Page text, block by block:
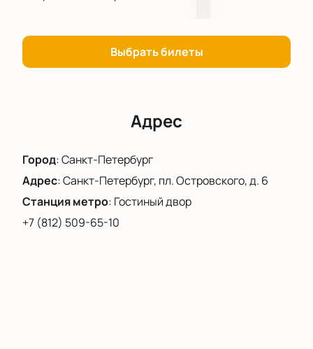
Выбрать билеты
Адрес
Город:Санкт-Петербург
Адрес:Санкт-Петербург, пл. Островского, д. 6
Станция метро: Гостиный двор
+7 (812) 509-65-10